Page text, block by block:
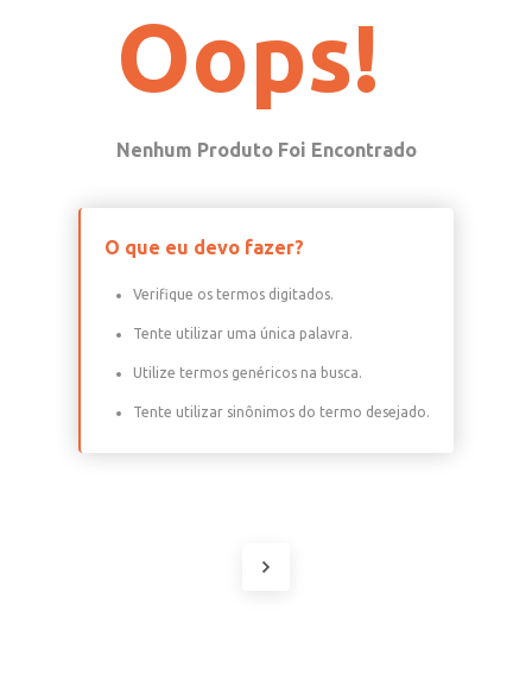
Oops!
O que eu devo fazer?
Verifique os termos digitados.
Tente utilizar uma única palavra.
Utilize termos genéricos na busca.
Tente utilizar sinônimos do termo desejado.